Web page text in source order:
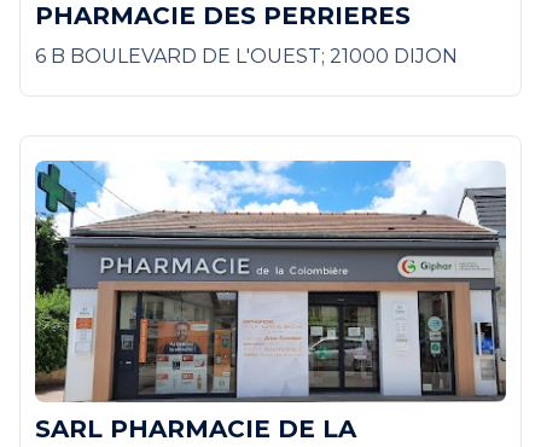
PHARMACIE DES PERRIERES
6 B BOULEVARD DE L'OUEST; 21000 DIJON
SARL PHARMACIE DE LA